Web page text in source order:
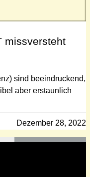
missversteht
sind beeindruckend,
aber erstaunlich
Dezember 28, 2022